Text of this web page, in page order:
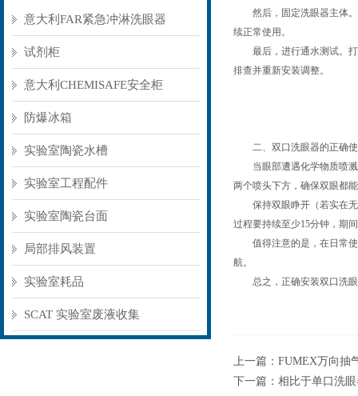
意大利FAR紧急冲淋洗眼器
试剂柜
意大利CHEMISAFE安全柜
防爆冰箱
实验室陶瓷水槽
实验室工程配件
实验室陶瓷台面
局部排风装置
实验室耗品
SCAT 实验室废液收集
然后，固定洗眼器主体。
续正常使用。
最后，进行通水测试。打
排查并重新安装调整。
二、双口洗眼器的正确使
当眼部遭遇化学物质喷溅
两个喷头下方，确保双眼都
保持双眼睁开（若实在无
过程要持续至少15分钟，期
值得注意的是，在日常使
航。
总之，正确安装双口洗眼
上一篇： FUMEX万向抽
下一篇： 相比于单口洗